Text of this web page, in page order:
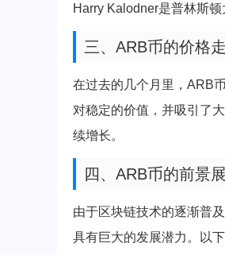
Harry Kalodner是普林斯
三、ARB币的价格
在过去的几个月里，ARB
对稳定的价值，并吸引了
续增长。
四、ARB币的前景
由于区块链技术的逐渐普
具有巨大的发展潜力。以